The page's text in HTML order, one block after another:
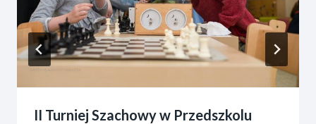
II Turniej Szachowy w Przedszkolu